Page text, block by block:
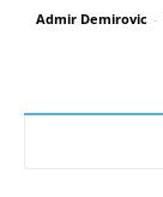
Admir Demirovic -